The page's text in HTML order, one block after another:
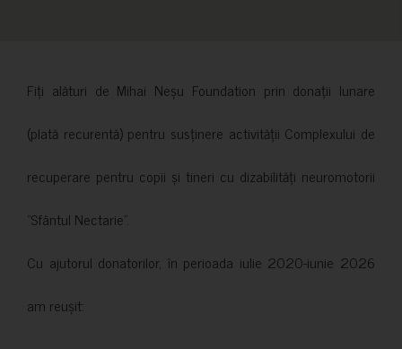
Fiți alături de Mihai Neșu Foundation prin donații lunare
(plată recurentă) pentru susținere activității Complexului de
recuperare pentru copii și tineri cu dizabilități neuromotorii
”Sfântul Nectarie”.
Cu ajutorul donatorilor, în perioada iulie 2020-iunie 2026
am reușit: